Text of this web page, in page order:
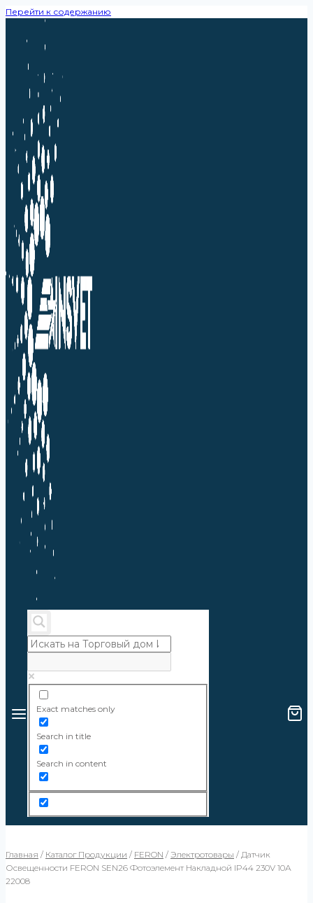
Перейти к содержанию
Exact matches only
Search in title
Search in content
Главная / Каталог Продукции / FERON / Электротовары / Датчик
Освещенности FERON SEN26 Фотоэлемент Накладной IP44 230V 10А
22008